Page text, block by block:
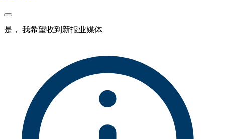
是， 我希望收到新报业媒体